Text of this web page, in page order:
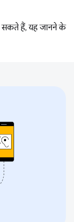
सकते हैं, यह जानने के